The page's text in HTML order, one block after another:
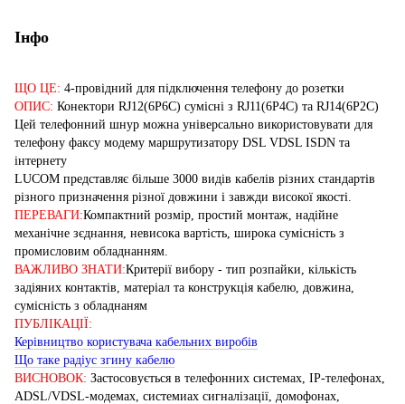
Інфо
ЩО ЦЕ: 4-провідний для підключення телефону до розетки
ОПИС: Конектори RJ12(6P6C) cумісні з RJ11(6P4C) та RJ14(6P2C)
Цей телефонний шнур можна універсально використовувати для
телефону факсу модему маршрутизатору DSL VDSL ISDN та
інтернету
LUCOM представляє більше 3000 видів кабелів різних стандартів
різного призначення різної довжини і завжди високої якості.
ПЕРЕВАГИ:Компактний розмір, простий монтаж, надійне
механічне зєднання, невисока вартість, широка сумісність з
промисловим обладнанням.
ВАЖЛИВО ЗНАТИ:Критерії вибору - тип розпайки, кількість
задіяних контактів, матеріал та конструкція кабелю, довжина,
сумісність з обладнаням
ПУБЛІКАЦІЇ:
Керівництво користувача кабельних виробів
Що таке радіус згину кабелю
ВИСНОВОК: Застосовується в телефонних системах, IP-телефонах,
ADSL/VDSL-модемах, системиах сигналізації, домофонах,